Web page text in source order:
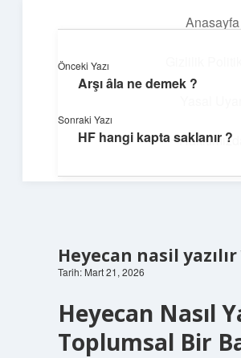
Anasayfa
Hakkımızda
Heyecan nasil yazılır
Tarih: Mart 21, 2026
Heyecan Nasıl
Toplumsal Bir
Önceki Yazı
Arşı âla ne demek ?
Sonraki Yazı
HF hangi kapta saklanır ?